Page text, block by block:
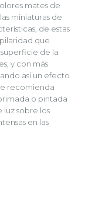
mates de
miniaturas de
de estas
que
de la
y con más
así un efecto
recomienda
o pintada
luz sobre los
en las